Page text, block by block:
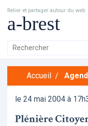
Relier et partager autour du web
a-brest
Accueil /
le 24 mai 2004 à
Plénière